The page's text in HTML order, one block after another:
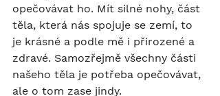
opečovávat ho. Mít silné nohy, část
těla, která nás spojuje se zemí, to
je krásné a podle mě i přirozené a
zdravé. Samozřejmě všechny části
našeho těla je potřeba opečovávat,
ale o tom zase jindy.